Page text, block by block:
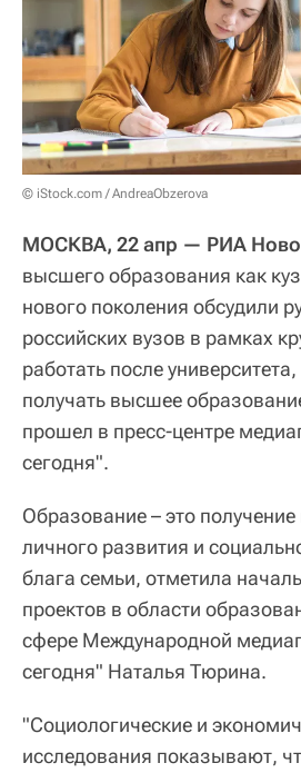
© iStock.com / AndreaObzerova
МОСКВА, 22 апр — РИА
высшего образования как
нового поколения обсудили
российских вузов в рамках
работать после
получать высшее
прошел в пресс-центре
сегодня".
Образование – это
личного развития и
блага семьи, отметила
проектов в области
сфере Международной
сегодня" Наталья Тюрина.
"Социологические и
исследования показывают,